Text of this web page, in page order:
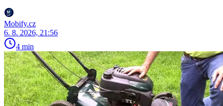
Mobify.cz
6. 8. 2026, 21:56
4 min